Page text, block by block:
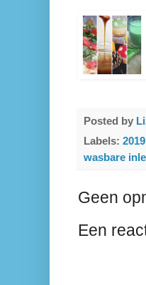
Posted by
Labels: 2019
wasbare
Geen
Een